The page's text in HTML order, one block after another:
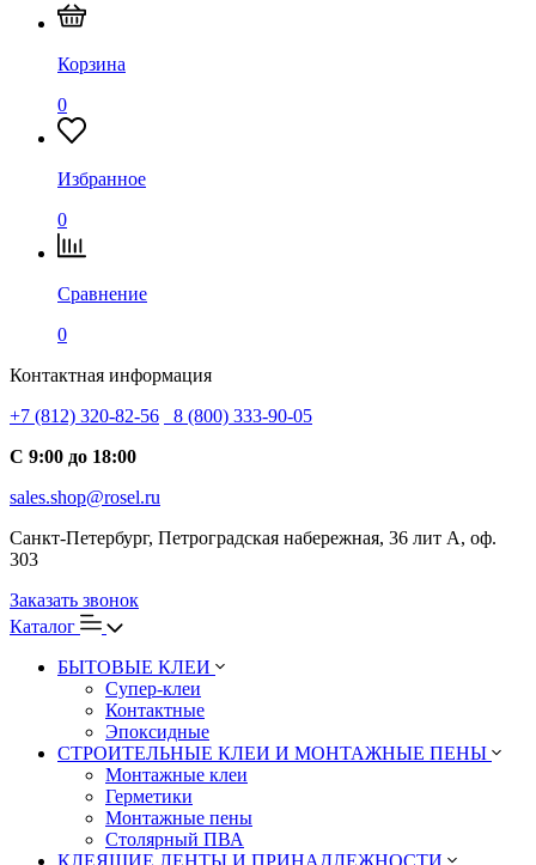
Корзина
0
Избранное
0
Сравнение
0
Контактная информация
+7 (812) 320-82-56
8 (800) 333-90-05
С 9:00 до 18:00
sales.shop@rosel.ru
Санкт-Петербург, Петроградская набережная, 36 лит А, оф.
303
Заказать звонок
Каталог
БЫТОВЫЕ КЛЕИ
Супер-клеи
Контактные
Эпоксидные
СТРОИТЕЛЬНЫЕ КЛЕИ И МОНТАЖНЫЕ ПЕНЫ
Монтажные клеи
Герметики
Монтажные пены
Столярный ПВА